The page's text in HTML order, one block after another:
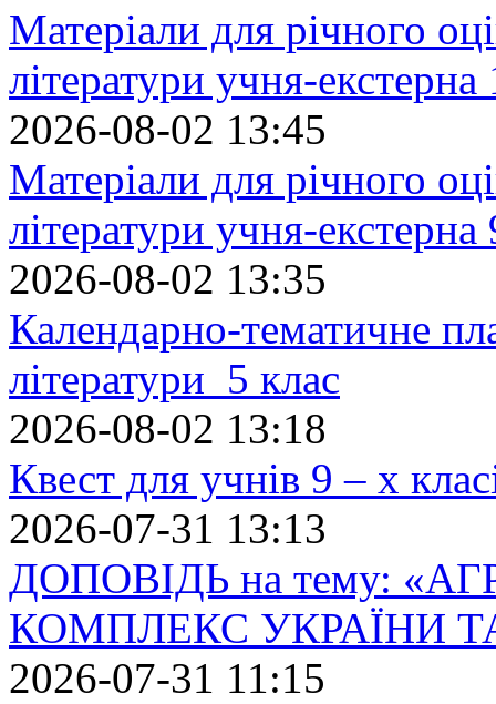
Матеріали для річного
літератури учня-екстерна
2026-08-02 13:45
Матеріали для річного
літератури учня-екстерна
2026-08-02 13:35
Календарно-тематичне
літератури 5 клас
2026-08-02 13:18
Квест для учнів 9 – х
2026-07-31 13:13
ДОПОВІДЬ на тему:
КОМПЛЕКС УКРАЇНИ
2026-07-31 11:15